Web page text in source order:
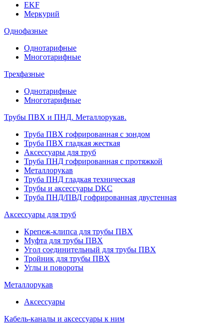
EKF
Меркурий
Однофазные
Однотарифные
Многотарифные
Трехфазные
Однотарифные
Многотарифные
Трубы ПВХ и ПНД. Металлорукав.
Труба ПВХ гофрированная с зондом
Труба ПВХ гладкая жесткая
Аксессуары для труб
Труба ПНД гофрированная с протяжкой
Металлорукав
Труба ПНД гладкая техническая
Трубы и аксессуары DKC
Труба ПНД/ПВД гофрированная двустенная
Аксессуары для труб
Крепеж-клипса для трубы ПВХ
Муфта для трубы ПВХ
Угол соединительный для трубы ПВХ
Тройник для трубы ПВХ
Углы и повороты
Металлорукав
Аксессуары
Кабель-каналы и аксессуары к ним